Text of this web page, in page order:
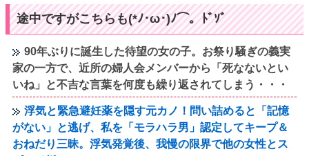
途中ですがこちらも(*ﾉ･ω･)ﾉ⌒。ﾄﾞｿﾞ
90年ぶりに誕生した待望の女の子。お祭り騒ぎの義実
家の一方で、近所の婦人会メンバーから「死なないとい
いね」と不吉な言葉を何度も繰り返されてしまう・・・
浮気と緊急避妊薬を隠す元カノ！問い詰めると「記憶
がない」と逃げ、私を「モラハラ男」認定してキープ＆
おねだり三昧。浮気発覚後、我慢の限界で他の女性とス